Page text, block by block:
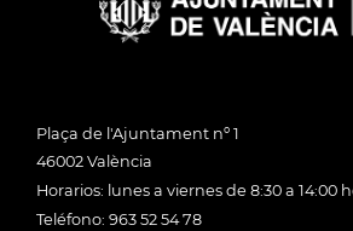
Plaça de l'Ajuntament nº 1
46002 València
Horarios: lunes a viernes de 8:30 a 14:00
Teléfono: 963 52 54 78